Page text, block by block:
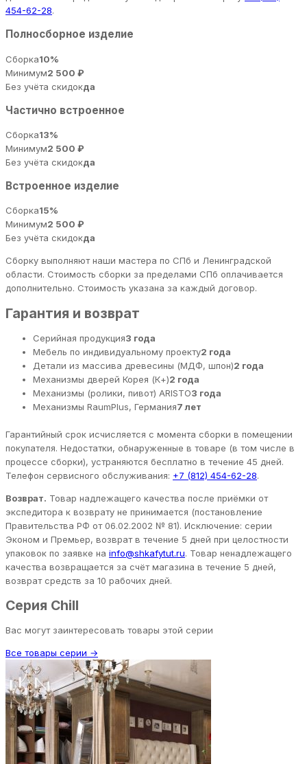
454-62-28.
Полносборное изделие
Сборка10%
Минимум2 500 ₽
Без учёта скидокда
Частично встроенное
Сборка13%
Минимум2 500 ₽
Без учёта скидокда
Встроенное изделие
Сборка15%
Минимум2 500 ₽
Без учёта скидокда
Сборку выполняют наши мастера по СПб и Ленинградской
области. Стоимость сборки за пределами СПб оплачивается
дополнительно. Стоимость указана за каждый договор.
Гарантия и возврат
Серийная продукция3 года
Мебель по индивидуальному проекту2 года
Детали из массива древесины (МДФ, шпон)2 года
Механизмы дверей Корея (К+)2 года
Механизмы (ролики, пивот) ARISTO3 года
Механизмы RaumPlus, Германия7 лет
Гарантийный срок исчисляется с момента сборки в помещении
покупателя. Недостатки, обнаруженные в товаре (в том числе в
процессе сборки), устраняются бесплатно в течение 45 дней.
Телефон сервисного обслуживания: +7 (812) 454-62-28.
Возврат. Товар надлежащего качества после приёмки от
экспедитора к возврату не принимается (постановление
Правительства РФ от 06.02.2002 № 81). Исключение: серии
Эконом и Премьер, возврат в течение 5 дней при целостности
упаковок по заявке на info@shkafytut.ru. Товар ненадлежащего
качества возвращается за счёт магазина в течение 5 дней,
возврат средств за 10 рабочих дней.
Серия Chill
Вас могут заинтересовать товары этой серии
Все товары серии →